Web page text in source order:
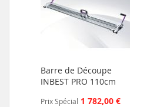
Barre de Découpe
INBEST PRO 110cm
Prix Spécial 1 782,00 €